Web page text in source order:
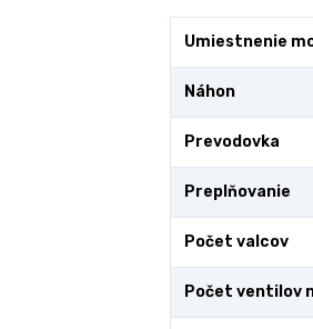
Umiestnenie
Náhon
Prevodovka
Preplňovanie
Počet valcov
Počet ventilov